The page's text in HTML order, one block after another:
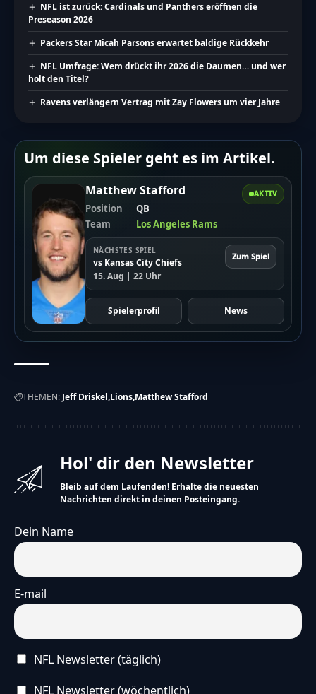
NFL ist zurück: Cardinals und Panthers eröffnen die
Preseason 2026
Packers Star Micah Parsons erwartet baldige Rückkehr
NFL Umfrage: Wem drückt ihr 2026 die Daumen… und wer
holt den Titel?
Ravens verlängern Vertrag mit Zay Flowers um vier Jahre
Um diese Spieler geht es im Artikel.
AKTIV
Matthew Stafford
Position
QB
Team
Los Angeles Rams
NÄCHSTES SPIEL
vs Kansas City Chiefs
15. Aug | 22 Uhr
Zum Spiel
Spielerprofil News
THEMEN: Jeff Driskel Lions Matthew Stafford
Hol' dir den Newsletter
Bleib auf dem Laufenden! Erhalte die neuesten
Nachrichten direkt in deinen Posteingang.
Dein Name
E-mail
NFL Newsletter (täglich)
NFL Newsletter (wöchentlich)